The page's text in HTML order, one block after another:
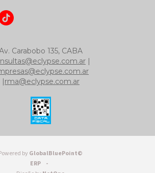
Carabobo 135, CABA
|
|rma@eclypse.com.ar
by GlobalBluePoint©
ERP -